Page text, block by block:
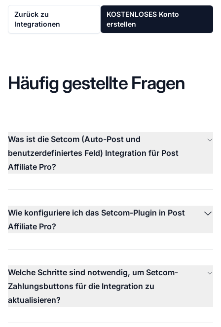
Zurück zu
Integrationen
KOSTENLOSES Konto
erstellen
Häufig gestellte Fragen
Was ist die Setcom (Auto-Post und
benutzerdefiniertes Feld) Integration für Post
Affiliate Pro?
Wie konfiguriere ich das Setcom-Plugin in Post
Affiliate Pro?
Welche Schritte sind notwendig, um Setcom-
Zahlungsbuttons für die Integration zu
aktualisieren?